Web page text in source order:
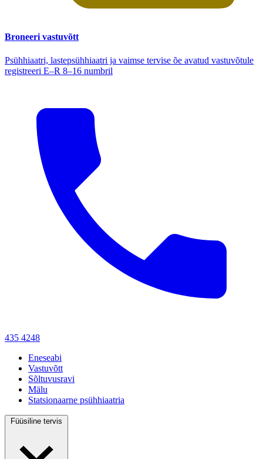
Broneeri vastuvõtt
Psühhiaatri, lastepsühhiaatri ja vaimse tervise õe avatud vastuvõtule
registreeri E–R 8–16 numbril
435 4248
Eneseabi
Vastuvõtt
Sõltuvusravi
Mälu
Statsionaarne psühhiaatria
Füüsiline tervis